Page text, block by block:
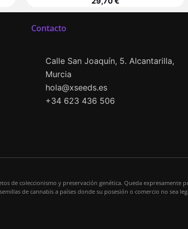
Contacto
Calle San Joaquín, 5. Alcantarilla,
Murcia
hola@xseeds.es
+34 623 436 506
de coleccionismo y preservación genética. Queda expresamente
de cannabis a países donde su posesión o comercio no sea